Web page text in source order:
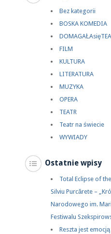
Bez kategorii
BOSKA KOMEDIA
FILM
KULTURA
LITERATURA
MUZYKA
OPERA
TEATR
Teatr na świecie
WYWIADY
Ostatnie wpisy
Total Eclipse of
Silviu Purcărete –
Narodowego im.
Festiwalu
Reszta jest emocją